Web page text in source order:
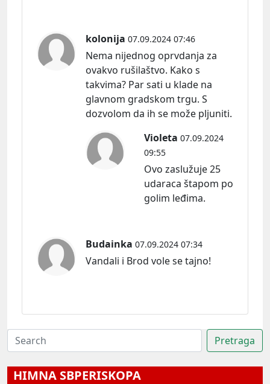
kolonija 07.09.2024 07:46
Nema nijednog oprvdanja za
ovakvo rušilaštvo. Kako s
takvima? Par sati u klade na
glavnom gradskom trgu. S
dozvolom da ih se može pljuniti.
Violeta 07.09.2024
09:55
Ovo zaslužuje 25
udaraca štapom po
golim leđima.
Budainka 07.09.2024 07:34
Vandali i Brod vole se tajno!
HIMNA SBPERISKOPA